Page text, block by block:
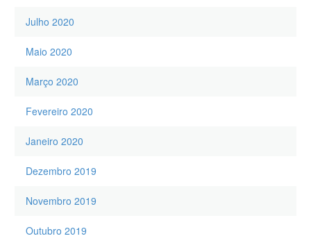
Julho 2020
Maio 2020
Março 2020
Fevereiro 2020
Janeiro 2020
Dezembro 2019
Novembro 2019
Outubro 2019